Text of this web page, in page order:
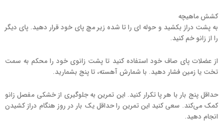
کشش ماهیچه
به پشت دراز بکشید و حوله ای را تا شده زیر مچ پای خود قرار دهید. پای دیگر
را از زانو خم کنید.
از عضلات پای صاف خود استفاده کنید تا پشت زانوی خود را محکم به سمت
تخت یا زمین فشار دهید. با شمارش آهسته، تا پنج بشمارید.
حداقل پنج بار با هر پا تکرار کنید. این تمرین به جلوگیری از خشکی مفصل زانو
کمک می‌کند. سعی کنید این تمرین را حداقل یک بار در روز هنگام دراز کشیدن
انجام دهید.